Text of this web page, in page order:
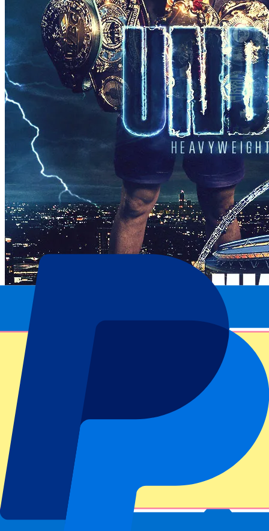
Informations sur l'événement
À propos de Usyk vs Dubois - 19 July 2025
Compétition
Wembley Boxing 2025
Usyk vs Dubois - 19 July 2025